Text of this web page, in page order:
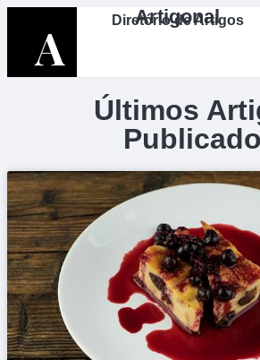
Artigonal
Diretório de Artigos
Últimos